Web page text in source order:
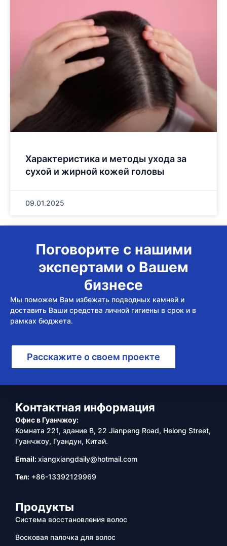
Характеристика и методы ухода за
сухой и жирной кожей головы
09.01.2025
Поговорите с нашими
экспертами о Вашем
бизнесе
Мы поможем Вам избежать подводных камней и
доставить Ваши средства личной гигиены в срок и в
рамках бюджета.
Расскажите о своем проекте
Контактная информация
Офис в Гуанчжоу:
Комната 221, здание B, 22 Jianpeng Road, Helong Street,
Гуанчжоу, Гуандун, Китай.
Email:xiangxiangdaily@hotmail.com
Тел: +86-13392129969
Продукты
Система восстановления волос
Восковая палочка для волос